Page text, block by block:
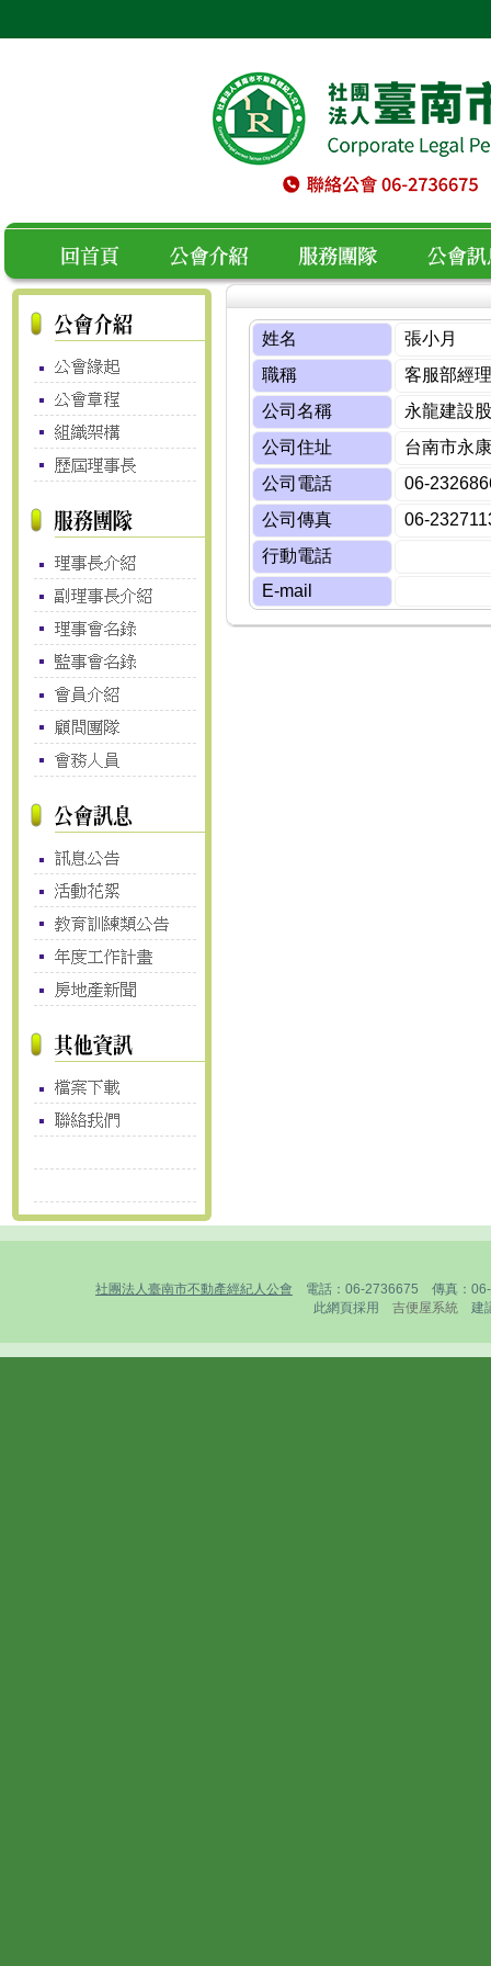
空白回首頁 公會介紹 服務團隊 公會訊息
姓名
張小月
職稱
客服部經理
公司名稱
永龍建設
公司住址
台南市永
公司電話
06-
公司傳真
06-
行動電話
E-mail
社團法人臺南市不動產經紀人公會 電話：06-2736675 傳真：
此網頁採用 吉便屋系統 建